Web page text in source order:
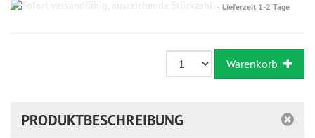
Sofort
Lieferzeit 1-2 Tage
Warenkorb
PRODUKTBESCHREIBUNG